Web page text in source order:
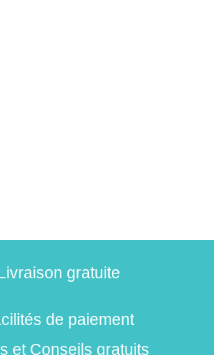
gratuite
de paiement
et Conseils gratuits